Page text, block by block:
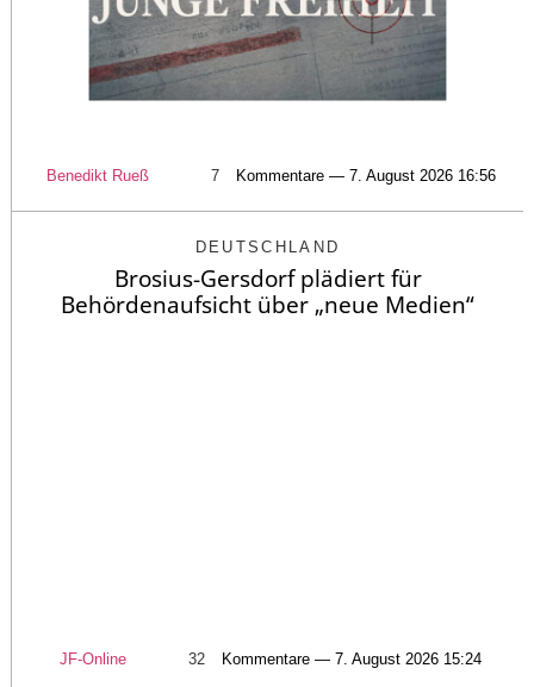
Benedikt Rueß 7 Kommentare — 7. August 2026 16:56
DEUTSCHLAND
Brosius-Gersdorf plädiert für
Behördenaufsicht über „neue Medien“
JF-Online 32 Kommentare — 7. August 2026 15:24